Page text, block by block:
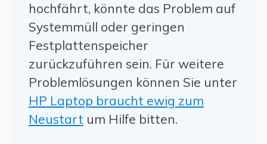
hochfährt, könnte das Problem auf
Systemmüll oder geringen
Festplattenspeicher
zurückzuführen sein. Für weitere
Problemlösungen können Sie unter
HP Laptop braucht ewig zum
Neustart um Hilfe bitten.